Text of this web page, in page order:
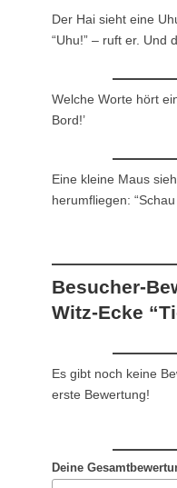
Der Hai sieht eine
“Uhu!” – ruft er. Und
Welche Worte hört
Bord!’
Eine kleine Maus
herumfliegen:
Besucher-
Witz-Ecke
Es gibt noch keine
erste Bewertung!
Deine